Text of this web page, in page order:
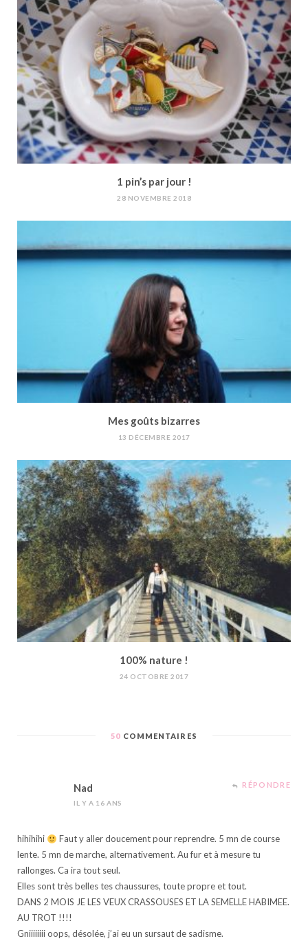
1 pin’s par jour !
28 NOVEMBRE 2018
Mes goûts bizarres
13 DÉCEMBRE 2017
100% nature !
24 OCTOBRE 2017
50 COMMENTAIRES
Nad
IL Y A 16 ANS
RÉPONDRE
hihihihi
Faut y aller doucement pour reprendre. 5 mn de course
lente. 5 mn de marche, alternativement. Au fur et à mesure tu
rallonges. Ca ira tout seul.
Elles sont très belles tes chaussures, toute propre et tout.
DANS 2 MOIS JE LES VEUX CRASSOUSES ET LA SEMELLE HABIMEE.
AU TROT !!!!
Gniiiiiiii oops, désolée, j’ai eu un sursaut de sadisme.